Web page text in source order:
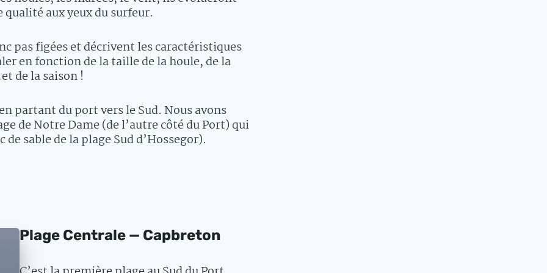
qualité aux yeux du surfeur.
pas figées et décrivent les caractéristiques
en fonction de la taille de la houle, de la
de la saison !
partant du port vers le Sud. Nous avons
de Notre Dame (de l’autre côté du Port) qui
sable de la plage Sud d’Hossegor).
Plage Centrale — Capbreton